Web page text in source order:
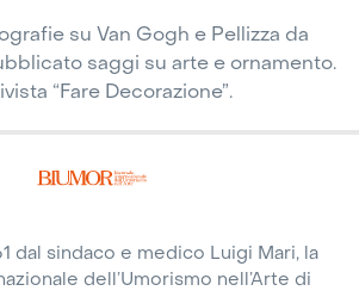
su Van Gogh e Pellizza da
saggi su arte e ornamento.
“Fare Decorazione”.
dal sindaco e medico Luigi Mari, la
dell’Umorismo nell’Arte di